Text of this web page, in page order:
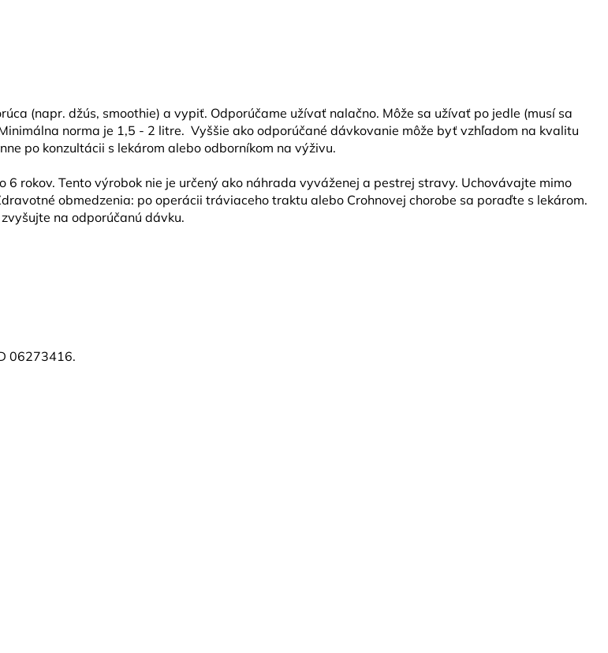
(napr. džús, smoothie) a vypiť. Odporúčame užívať nalačno. Môže sa užívať po jedle (musí sa
norma je 1,5 - 2 litre. Vyššie ako odporúčané dávkovanie môže byť vzhľadom na kvalitu
po konzultácii s lekárom alebo odborníkom na výživu.
rokov. Tento výrobok nie je určený ako náhrada vyváženej a pestrej stravy. Uchovávajte mimo
obmedzenia: po operácii tráviaceho traktu alebo Crohnovej chorobe sa poraďte s lekárom.
na odporúčanú dávku.
06273416.